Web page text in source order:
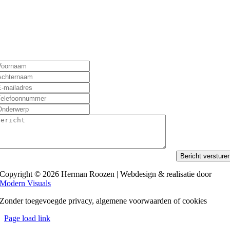
Bericht
Copyright © 2026 Herman Roozen | Webdesign & realisatie door
Modern Visuals
Zonder toegevoegde privacy, algemene voorwaarden of cookies
Page load link